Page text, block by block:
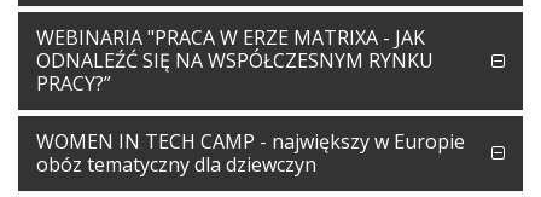
WEBINARIA "PRACA W ERZE MATRIXA - JAK
ODNALEŹĆ SIĘ NA WSPÓŁCZESNYM RYNKU
PRACY?”
WOMEN IN TECH CAMP - największy w Europie
obóz tematyczny dla dziewczyn